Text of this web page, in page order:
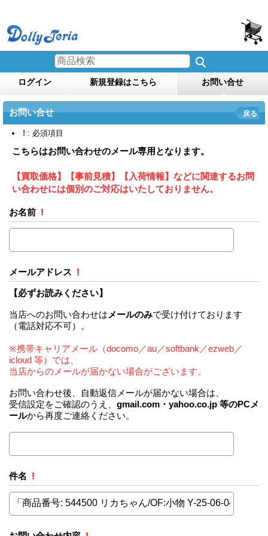
ログイン 新規登録はこちら お問い合せ
お問い合せ 戻る
! : 必須項目
こちらはお問い合わせのメール専用となります。
【買取価格】【事前見積】【入荷情報】などに関連するお問
い合わせには個別のご対応はいたしておりません。
お名前 !
メールアドレス !
【必ずお読みください】
当店へのお問い合わせは メールのみで受け付けております
（電話対応不可）。
※携帯キャリアメール（docomo／au／softbank／ezweb／
icloud 等）では、
当店からのメールが届かない場合がございます。
お問い合わせ後、自動返信メールが届かない場合は、
受信設定をご確認のうえ、 gmail.com・yahoo.co.jp 等のPCメ
ールから再度ご連絡ください。
件名 !